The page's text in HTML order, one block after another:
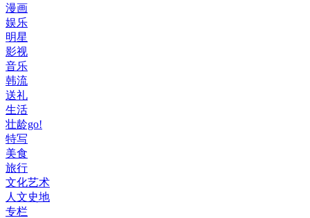
漫画
娱乐
明星
影视
音乐
韩流
送礼
生活
壮龄go!
特写
美食
旅行
文化艺术
人文史地
专栏